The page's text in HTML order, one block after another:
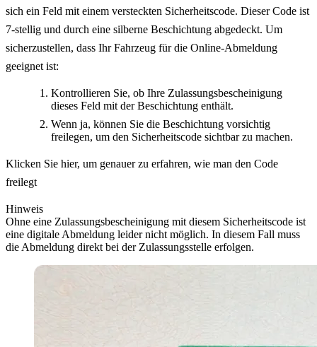
sich ein Feld mit einem versteckten Sicherheitscode. Dieser Code ist
7-stellig und durch eine silberne Beschichtung abgedeckt. Um
sicherzustellen, dass Ihr Fahrzeug für die Online-Abmeldung
geeignet ist:
Kontrollieren Sie, ob Ihre Zulassungsbescheinigung
dieses Feld mit der Beschichtung enthält.
Wenn ja, können Sie die Beschichtung vorsichtig
freilegen, um den Sicherheitscode sichtbar zu machen.
Klicken Sie hier, um genauer zu erfahren, wie man den Code
freilegt
Hinweis
Ohne eine Zulassungsbescheinigung mit diesem Sicherheitscode ist
eine digitale Abmeldung leider nicht möglich. In diesem Fall muss
die Abmeldung direkt bei der Zulassungsstelle erfolgen.